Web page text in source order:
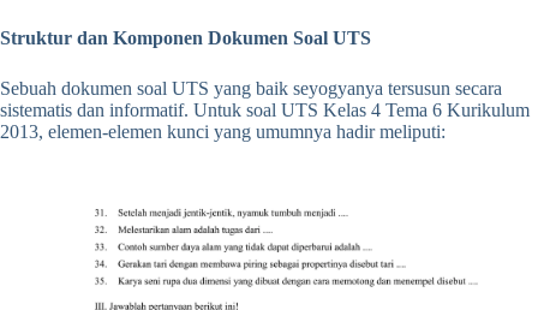
Struktur dan Komponen Dokumen Soal UTS
Sebuah dokumen soal UTS yang baik seyogyanya tersusun secara
sistematis dan informatif. Untuk soal UTS Kelas 4 Tema 6 Kurikulum
2013, elemen-elemen kunci yang umumnya hadir meliputi: